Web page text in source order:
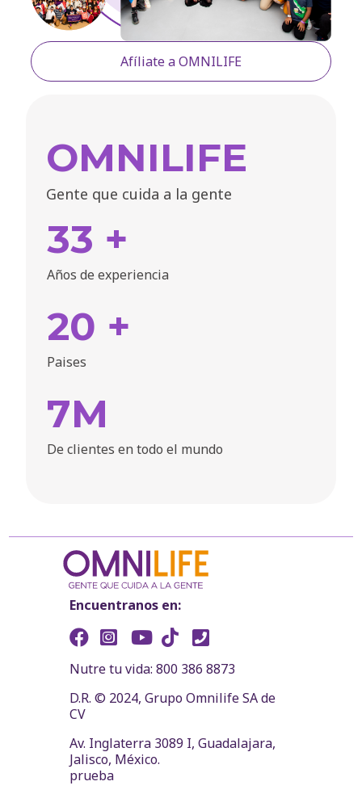
Afíliate a OMNILIFE
OMNILIFE
Gente que cuida a la gente
33 +
Años de experiencia
20 +
Paises
7M
De clientes en todo el mundo
Encuentranos en:
Nutre tu vida: 800 386 8873
D.R. © 2024, Grupo Omnilife SA de
CV
Av. Inglaterra 3089 I, Guadalajara,
Jalisco, México.
prueba